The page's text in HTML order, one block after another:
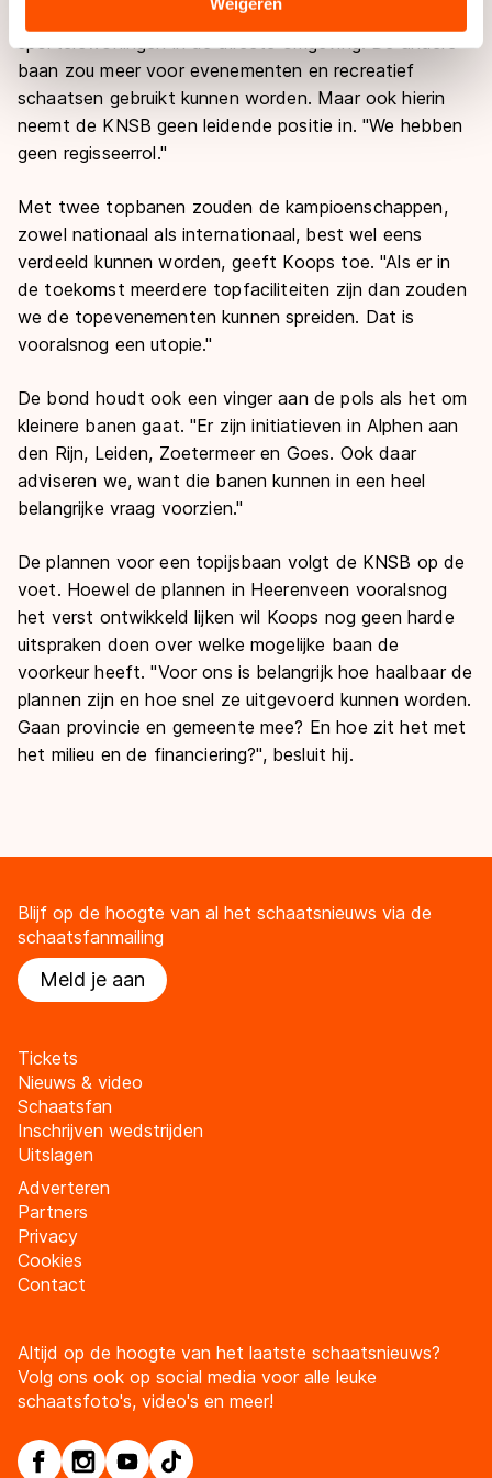
landen buiten de EU, zoals de VS, waar mogelijk geen
adequaat beschermingsniveau geldt volgens de GDPR.
Door op ‘Toestaan’ te klikken, stemt u in met deze
overdracht. Meer informatie vindt u in onscookiebeleid
kunnen worden, met onderwijsinstituten en
sporterswoningen in de directe omgeving. De andere
baan zou meer voor evenementen en recreatief
schaatsen gebruikt kunnen worden. Maar ook hierin
neemt de KNSB geen leidende positie in. "We hebben
geen regisseerrol."
Met twee topbanen zouden de kampioenschappen,
zowel nationaal als internationaal, best wel eens
verdeeld kunnen worden, geeft Koops toe. "Als er in
de toekomst meerdere topfaciliteiten zijn dan zouden
we de topevenementen kunnen spreiden. Dat is
vooralsnog een utopie."
De bond houdt ook een vinger aan de pols als het om
kleinere banen gaat. "Er zijn initiatieven in Alphen aan
den Rijn, Leiden, Zoetermeer en Goes. Ook daar
adviseren we, want die banen kunnen in een heel
belangrijke vraag voorzien."
De plannen voor een topijsbaan volgt de KNSB op de
voet. Hoewel de plannen in Heerenveen vooralsnog
het verst ontwikkeld lijken wil Koops nog geen harde
uitspraken doen over welke mogelijke baan de
voorkeur heeft. "Voor ons is belangrijk hoe haalbaar de
plannen zijn en hoe snel ze uitgevoerd kunnen worden.
Gaan provincie en gemeente mee? En hoe zit het met
het milieu en de financiering?", besluit hij.
Blijf op de hoogte van al het schaatsnieuws via de
schaatsfanmailing
Meld je aan
Tickets
Nieuws & video
Schaatsfan
Inschrijven wedstrijden
Uitslagen
Adverteren
Partners
Privacy
Cookies
Contact
Altijd op de hoogte van het laatste schaatsnieuws?
Volg ons ook op social media voor alle leuke
schaatsfoto's, video's en meer!